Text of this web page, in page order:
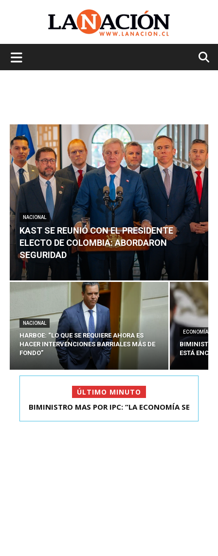
NACIONAL
KAST SE REUNIÓ CON EL PRESIDENTE
ELECTO DE COLOMBIA: ABORDARON
SEGURIDAD
NACIONAL
HARBOE: “LO QUE SE REQUIERE AHORA ES
HACER INTERVENCIONES BARRIALES MÁS DE
FONDO”
ECONOMÍA
BIMINISTRO
ESTÁ
ÚLTIMO MINUTO
KAST SE REUNIÓ CON EL PRESIDENTE ELECTO DE
BIMINISTRO MAS POR IPC: “LA ECONOMÍA SE